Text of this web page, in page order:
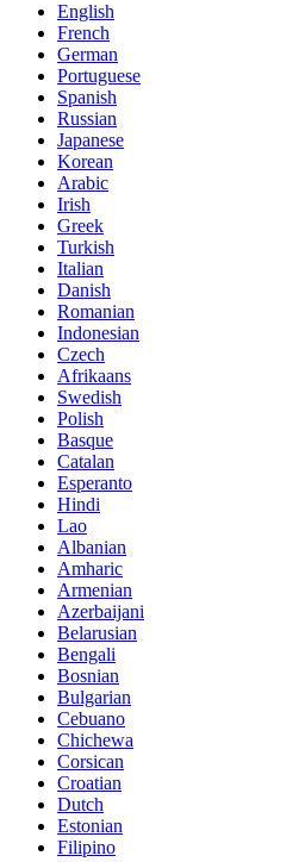
English
French
German
Portuguese
Spanish
Russian
Japanese
Korean
Arabic
Irish
Greek
Turkish
Italian
Danish
Romanian
Indonesian
Czech
Afrikaans
Swedish
Polish
Basque
Catalan
Esperanto
Hindi
Lao
Albanian
Amharic
Armenian
Azerbaijani
Belarusian
Bengali
Bosnian
Bulgarian
Cebuano
Chichewa
Corsican
Croatian
Dutch
Estonian
Filipino